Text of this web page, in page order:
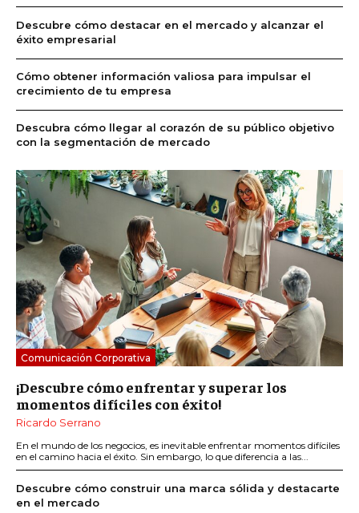
Descubre cómo destacar en el mercado y alcanzar el
éxito empresarial
Cómo obtener información valiosa para impulsar el
crecimiento de tu empresa
Descubra cómo llegar al corazón de su público objetivo
con la segmentación de mercado
Comunicación Corporativa
¡Descubre cómo enfrentar y superar los
momentos difíciles con éxito!
Ricardo Serrano
En el mundo de los negocios, es inevitable enfrentar momentos difíciles
en el camino hacia el éxito. Sin embargo, lo que diferencia a las...
Descubre cómo construir una marca sólida y destacarte
en el mercado